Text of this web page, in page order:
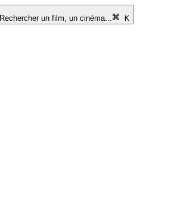
Rechercher un film, un cinéma...
K